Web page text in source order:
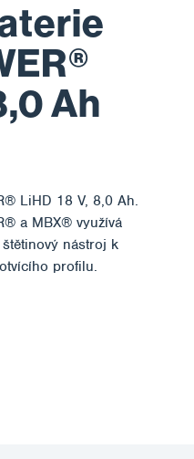
Ah
LiHD 18 V, 8,0 Ah.
a MBX® využívá
nástroj k
profilu.